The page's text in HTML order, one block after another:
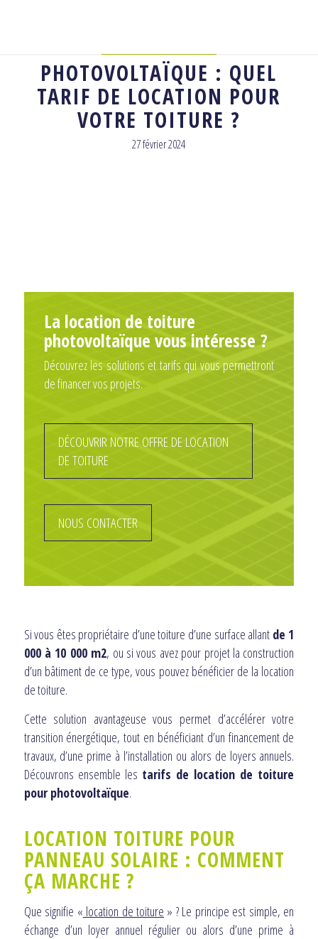
PHOTOVOLTAÏQUE : QUEL
TARIF DE LOCATION POUR
VOTRE TOITURE ?
27 février 2024
La location de toiture
photovoltaïque vous intéresse ?
Découvrez les solutions et tarifs qui vous permettront
de financer vos projets.
DÉCOUVRIR NOTRE OFFRE DE LOCATION
DE TOITURE
NOUS CONTACTER
Si vous êtes propriétaire d’une toiture d’une surface allant de 1
000 à 10 000 m2, ou si vous avez pour projet la construction
d’un bâtiment de ce type, vous pouvez bénéficier de la location
de toiture.
Cette solution avantageuse vous permet d’accélérer votre
transition énergétique, tout en bénéficiant d’un financement de
travaux, d’une prime à l’installation ou alors de loyers annuels.
Découvrons ensemble les tarifs de location de toiture
pour photovoltaïque.
LOCATION TOITURE POUR
PANNEAU SOLAIRE : COMMENT
ÇA MARCHE ?
Que signifie « location de toiture » ? Le principe est simple, en
échange d’un loyer annuel régulier ou alors d’une prime à